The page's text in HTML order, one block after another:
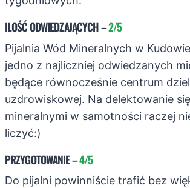
ILOŚĆ ODWIEDZAJĄCYCH–2/5
Pijalnia Wód Mineralnych w
jedno z najliczniej odwiedzanych
będące równocześnie centrum
uzdrowiskowej. Na delektowanie
mineralnymi w samotności raczej
liczyć:)
PRZYGOTOWANIE–4/5
Do pijalni powinniście trafić bez